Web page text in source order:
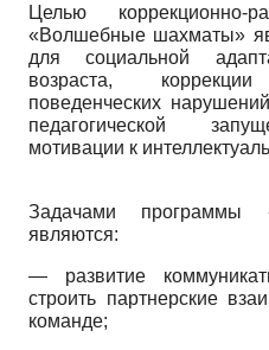
Целью коррекционно-
«Волшебные шахматы»
для социальной
возраста,
поведенческих
педагогической
мотивации к
Задачами программы
являются:
— развитие
строить партнерские
команде;